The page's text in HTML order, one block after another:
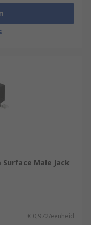
Surface Male Jack
€ 0,972/eenheid